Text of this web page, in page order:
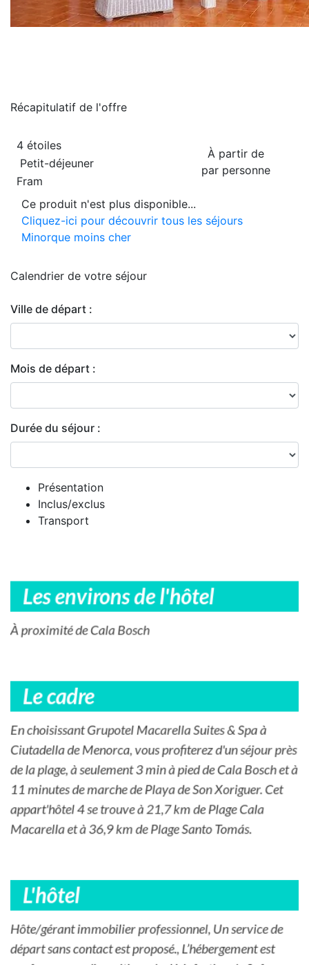
Récapitulatif de l'offre
À partir de
par personne
4 étoiles
Petit-déjeuner
Fram
Ce produit n'est plus disponible...
Cliquez-ici pour découvrir tous les séjours
Minorque moins cher
Calendrier de votre séjour
Ville de départ :
Mois de départ :
Durée du séjour :
Présentation
Inclus/exclus
Transport